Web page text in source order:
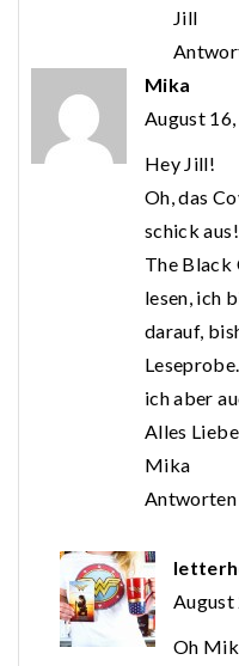
Jill
Mika
August
Hey Jill!
Oh, das
schick aus!
The Black
lesen, ich
darauf,
ich aber
Alles Liebe,
Mika
Antworten
August
Oh